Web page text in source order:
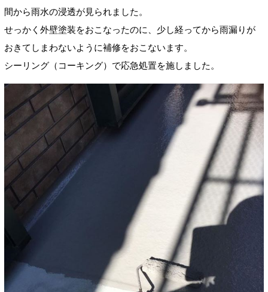
間から雨水の浸透が見られました。
せっかく外壁塗装をおこなったのに、少し経ってから雨漏りが
おきてしまわないように補修をおこないます。
シーリング（コーキング）で応急処置を施しました。